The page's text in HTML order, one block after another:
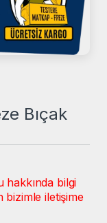
Bıçak
bilgi
bizimle iletişime